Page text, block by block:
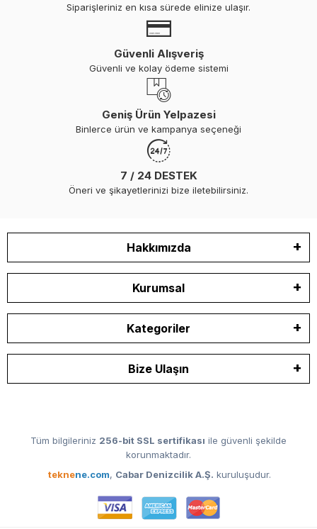
Siparişleriniz en kısa sürede elinize ulaşır.
Güvenli Alışveriş
Güvenli ve kolay ödeme sistemi
Geniş Ürün Yelpazesi
Binlerce ürün ve kampanya seçeneği
7 / 24 DESTEK
Öneri ve şikayetlerinizi bize iletebilirsiniz.
Hakkımızda
Kurumsal
Kategoriler
Bize Ulaşın
Tüm bilgileriniz 256-bit SSL sertifikası ile güvenli şekilde
korunmaktadır.
teknene.com, Cabar Denizcilik A.Ş. kuruluşudur.